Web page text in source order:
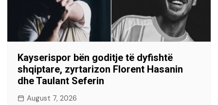
Kayserispor bën goditje të dyfishtë
shqiptare, zyrtarizon Florent Hasanin
dhe Taulant Seferin
August 7, 2026